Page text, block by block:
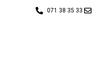
071 38 35 33